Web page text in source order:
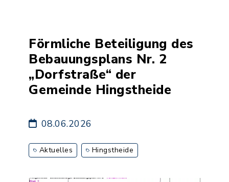
Förmliche Beteiligung des
Bebauungsplans Nr. 2
„Dorfstraße“ der
Gemeinde Hingstheide
08.06.2026
Aktuelles Hingstheide